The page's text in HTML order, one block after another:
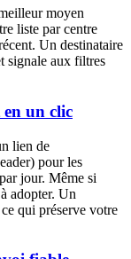
moyen
liste par centre
Un destinataire
signale aux filtres
en un clic
lien de
pour les
jour. Même si
adopter. Un
qui préserve votre